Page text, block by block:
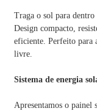
Traga o sol para
Design compacto,
eficiente. Perfeito para
livre.
Sistema de energia
Apresentamos o painel